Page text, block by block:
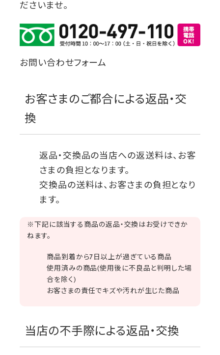
ださいませ。
お問い合わせフォーム
お客さまのご都合による返品・交
換
返品・交換品の当店への返送料は、お客
さまの負担となります。
交換品の送料は、お客さまの負担となり
ます。
※下記に該当する商品の返品・交換はお受けできか
ねます。
商品到着から7日以上が過ぎている商品
使用済みの商品(使用後に不良品と判明した場
合を除く)
お客さまの責任でキズや汚れが生じた商品
当店の不手際による返品・交換